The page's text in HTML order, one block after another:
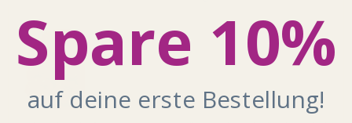
Spare 10%
auf deine erste Bestellung!